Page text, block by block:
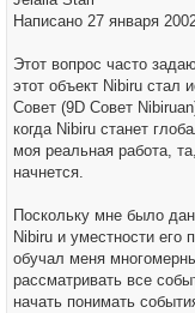
и
Написано 27 января
Этот вопрос часто
этот объект Nibiru стал
Совет (9D Совет
когда Nibiru станет
моя реальная работа,
начнется.
Поскольку мне было
Nibiru и уместности его
обучал меня
рассматривать все
начать понимать